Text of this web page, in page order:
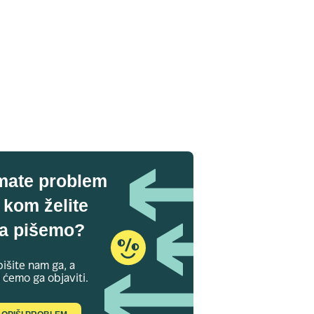
problem
kom želite
pišemo?
nam ga, a
ćemo ga objaviti.